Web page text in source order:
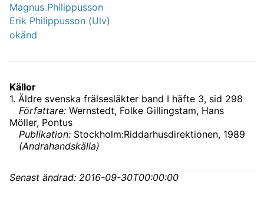
Magnus Philippusson
Erik Philippusson (Ulv)
okänd
Källor
1. Äldre svenska frälsesläkter band I häfte 3, sid 298
Författare: Wernstedt, Folke Gillingstam, Hans
Möller, Pontus
Publikation: Stockholm:Riddarhusdirektionen, 1989
(Andrahandskälla)
Senast ändrad: 2016-09-30T00:00:00